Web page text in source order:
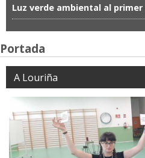
Luz verde ambiental al
Portada
A Louriña